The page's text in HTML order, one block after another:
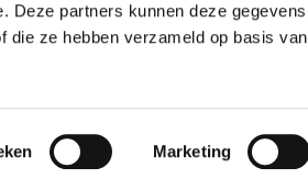
Deze partners kunnen deze gegevens
die ze hebben verzameld op basis van
Marketing